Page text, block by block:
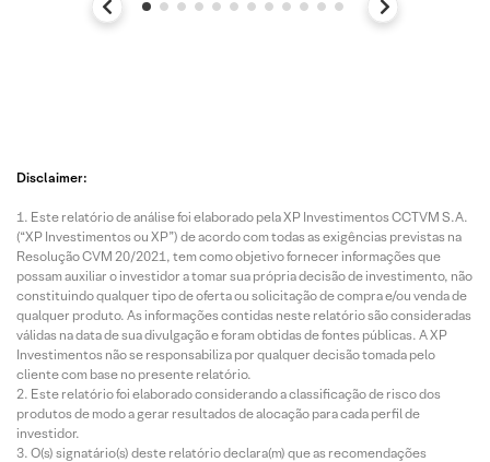
Disclaimer:
Este relatório de análise foi elaborado pela XP Investimentos CCTVM S.A.
(“XP Investimentos ou XP”) de acordo com todas as exigências previstas na
Resolução CVM 20/2021, tem como objetivo fornecer informações que
possam auxiliar o investidor a tomar sua própria decisão de investimento, não
constituindo qualquer tipo de oferta ou solicitação de compra e/ou venda de
qualquer produto. As informações contidas neste relatório são consideradas
válidas na data de sua divulgação e foram obtidas de fontes públicas. A XP
Investimentos não se responsabiliza por qualquer decisão tomada pelo
cliente com base no presente relatório.
Este relatório foi elaborado considerando a classificação de risco dos
produtos de modo a gerar resultados de alocação para cada perfil de
investidor.
O(s) signatário(s) deste relatório declara(m) que as recomendações